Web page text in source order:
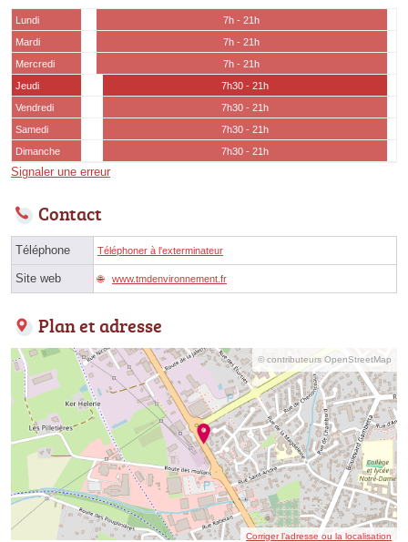
Lundi
7h - 21h
Mardi
7h - 21h
Mercredi
7h - 21h
Jeudi
7h30 - 21h
Vendredi
7h30 - 21h
Samedi
7h30 - 21h
Dimanche
7h30 - 21h
Signaler une erreur
Contact
Téléphone Téléphoner à l'exterminateur
Site web www.tmdenvironnement.fr
Plan et adresse
© contributeurs OpenStreetMap
Corriger l’adresse ou la localisation